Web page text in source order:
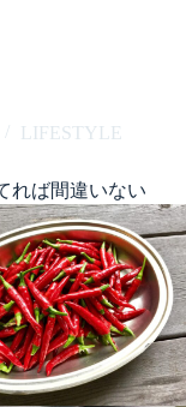
LIFESTYLE
れば間違いない